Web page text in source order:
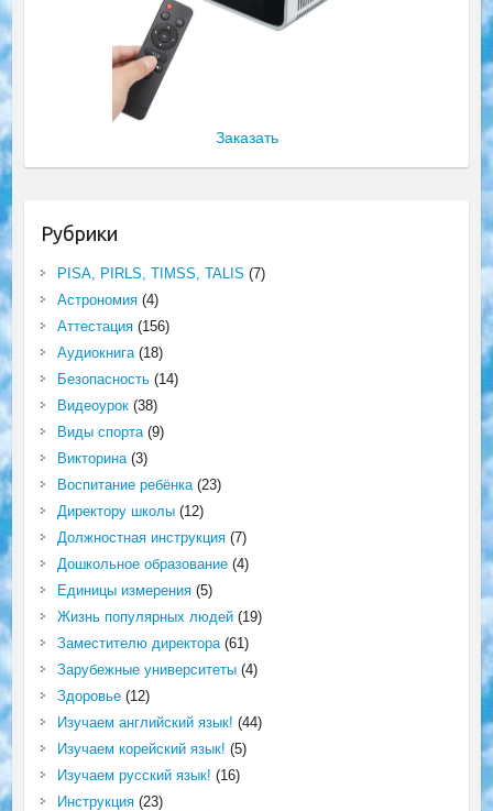
Заказать
Рубрики
PISA, PIRLS, TIMSS, TALIS (7)
Астрономия(4)
Аттестация(156)
Аудиокнига(18)
Безопасность(14)
Видеоурок(38)
Виды спорта(9)
Викторина(3)
Воспитание ребёнка(23)
Директору школы(12)
Должностная инструкция(7)
Дошкольное образование(4)
Единицы измерения(5)
Жизнь популярных людей(19)
Заместителю директора(61)
Зарубежные университеты(4)
Здоровье(12)
Изучаем английский язык! (44)
Изучаем корейский язык! (5)
Изучаем русский язык! (16)
Инструкция(23)